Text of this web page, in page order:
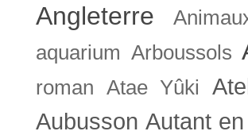
Angleterre
aquarium Arboussols
roman Atae Yûki
Aubusson Autant